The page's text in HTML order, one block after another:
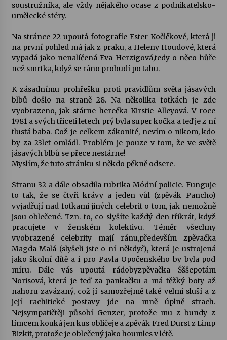
Za kulturou kousek za Humpolec. V Želivě ožije
Varhanní recitál Michala Novenka v Klášteře
Želiv
3. 7. 2026
Petr Adamec – Malovaný svět
30. 6. 2026
soustružníka, ale vždy nějakého ocase z podnikatelsko-
umělecké sféry.
Na stránce 22 upoutá fotografie Ester Kočičkové, která ji
na první pohled má jak z praku, a Heleny Houdové, která
vypadá jako nenalíčená Eva Herzigová,tedy o něco hůře
než smrtka, když se ráno probudí po tahu.
K zásadnímu prohřešku proti pravidlům světa jásavých
blbů došlo na straně 28. Na několika fotkách je zde
vyobrazeno, jak stárne herečka Kirstie Alleyová. V roce
1981 a svých třiceti letech prý byla super kočka a teď je z ní
tlustá baba. Což je celkem zákonité, nevím o nikom, kdo
by za 23let omládl. Problém je pouze v tom, že ve světě
jásavých blbů se přece nestárne!
Myslím, že tuto stránku si někdo pěkně odsere.
Stranu 32 a dále obsadila rubrika Módní policie. Funguje
to tak, že se čtyři krávy a jeden vůl (zpěvák Pancho)
vyjadřují nad fotkami jiných celebrit o tom, jak nemožně
jsou oblečené. Tzn. to, co slyšíte každý den třikrát, když
pracujete v ženském kolektivu. Téměr všechny
vyobrazené celebrity mají ránu,především zpěvačka
Magda Malá (slyšeli jste o ní někdy?), která je ustrojená
jako školní dítě a i pro Pavla Opočenského by byla pod
míru. Dále vás upoutá rádobyzpěvačka Šššepotám
Norisová, která je teď za pankačku a má těžký boty až
nahoru zavázaný, což jí samozřejmě také velmi sluší a z
její rachitické postavy jde na mně úplně strach.
Nejsympatičtěji působí Genzer, protože mu z bundy z
límcem kouká jen kus obličeje a zpěvák Fred Durst z Limp
Bizkit, protože je oblečený jako houmles v létě.